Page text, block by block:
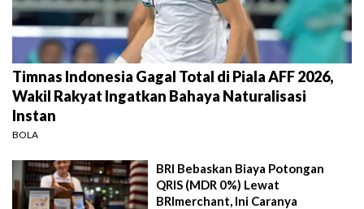
Timnas Indonesia Gagal Total di Piala AFF 2026,
Wakil Rakyat Ingatkan Bahaya Naturalisasi
Instan
BOLA
BRI Bebaskan Biaya Potongan
QRIS (MDR 0%) Lewat
BRImerchant, Ini Caranya